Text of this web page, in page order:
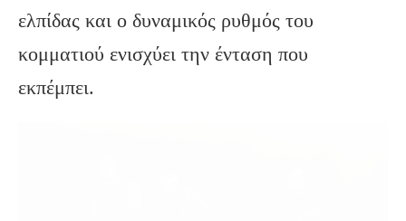
ελπίδας και ο δυναμικός ρυθμός του
κομματιού ενισχύει την ένταση που
εκπέμπει.